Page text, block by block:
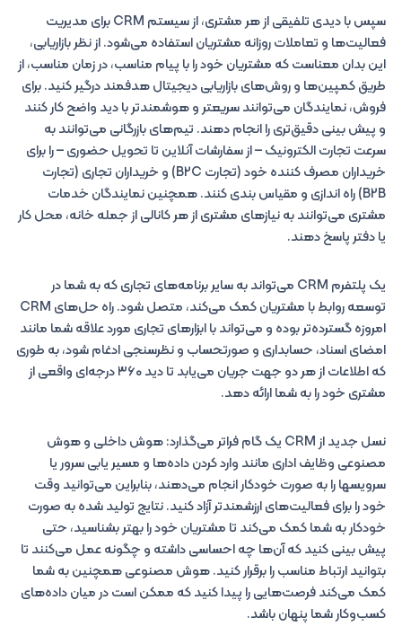
سپس با دیدی تلفیقی از هر مشتری، از سیستم CRM برای مدیریت
فعالیت‌ها و تعاملات روزانه مشتریان استفاده می‌شود. از نظر بازاریابی،
این بدان معناست که مشتریان خود را با پیام مناسب، در زمان مناسب، از
طریق کمپین‌ها و روش‌های بازاریابی دیجیتال هدفمند درگیر کنید. برای
فروش، نمایندگان می‌توانند سریعتر و هوشمندتر با دید واضح کار کنند
و پیش بینی دقیق‌تری را انجام دهند. تیم‌های بازرگانی می‌توانند به
سرعت تجارت الکترونیک – از سفارشات آنلاین تا تحویل حضوری – را برای
خریداران مصرف کننده خود (تجارت B2C) و خریداران تجاری (تجارت
B2B) راه اندازی و مقیاس بندی کنند. همچنین نمایندگان خدمات
مشتری می‌توانند به نیازهای مشتری از هر کانالی از جمله خانه، محل کار
یا دفتر پاسخ دهند.
یک پلتفرم CRM می‌تواند به سایر برنامه‌های تجاری که به شما در
توسعه روابط با مشتریان کمک می‌کند، متصل شود. راه حل‌های CRM
امروزه گسترده‌تر بوده و می‌تواند با ابزارهای تجاری مورد علاقه شما مانند
امضای اسناد، حسابداری و صورتحساب و نظرسنجی ادغام شود، به طوری
که اطلاعات از هر دو جهت جریان می‌یابد تا دید ۳۶۰ درجه‌ای واقعی از
مشتری خود را به شما ارائه دهد.
نسل جدید از CRM یک گام فراتر می‌گذارد: هوش داخلی و هوش
مصنوعی وظایف اداری مانند وارد کردن داده‌ها و مسیر یابی سرور یا
سرویسها را به صورت خودکار انجام می‌دهند، بنابراین می‌توانید وقت
خود را برای فعالیت‌های ارزشمندتر آزاد کنید. نتایج تولید شده به صورت
خودکار به شما کمک می‌کند تا مشتریان خود را بهتر بشناسید، حتی
پیش بینی کنید که آن‌ها چه احساسی داشته و چگونه عمل می‌کنند تا
بتوانید ارتباط مناسب را برقرار کنید. هوش مصنوعی همچنین به شما
کمک می‌کند فرصت‌هایی را پیدا کنید که ممکن است در میان داده‌های
کسب‌وکار شما پنهان باشد.